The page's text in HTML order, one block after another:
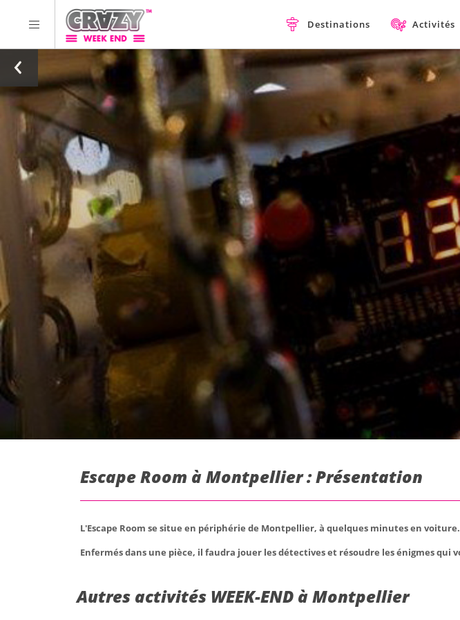
Destinations Activités
Escape Room à Montpellier : Présentation
L'Escape Room se situe en périphérie de Montpellier, à quelques minutes en voiture.
Enfermés dans une pièce, il faudra jouer les détectives et résoudre les énigmes qui
Autres activités WEEK-END à Montpellier